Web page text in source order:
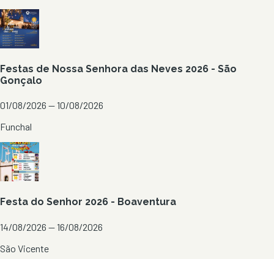
Festas de Nossa Senhora das Neves 2026 - São
Gonçalo
01/08/2026 — 10/08/2026
Funchal
Festa do Senhor 2026 - Boaventura
14/08/2026 — 16/08/2026
São Vicente